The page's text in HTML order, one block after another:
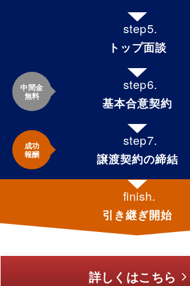
トップ面談
基本合意契約
譲渡契約の締結
引き継ぎ開始
中間金
無料
成功
報酬
詳しくはこちら